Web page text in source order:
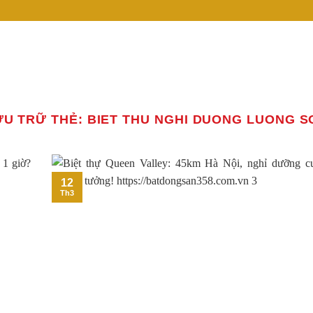
TRỮ THẺ: BIET THU NGHI DUONG LUONG
12
Th3